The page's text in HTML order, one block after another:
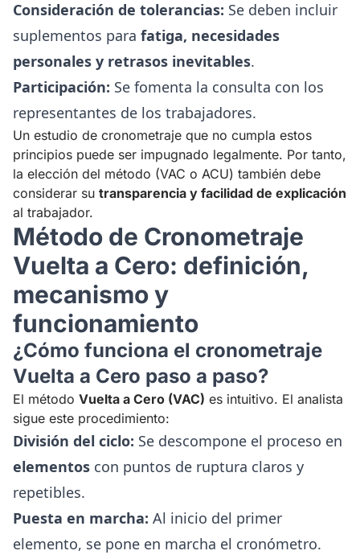
Consideración de tolerancias: Se deben incluir
suplementos para fatiga, necesidades
personales y retrasos inevitables.
Participación: Se fomenta la consulta con los
representantes de los trabajadores.
Un estudio de cronometraje que no cumpla estos
principios puede ser impugnado legalmente. Por tanto,
la elección del método (VAC o ACU) también debe
considerar su transparencia y facilidad de explicación
al trabajador.
Método de Cronometraje
Vuelta a Cero: definición,
mecanismo y
funcionamiento
¿Cómo funciona el cronometraje
Vuelta a Cero paso a paso?
El método Vuelta a Cero (VAC) es intuitivo. El analista
sigue este procedimiento:
División del ciclo: Se descompone el proceso en
elementos con puntos de ruptura claros y
repetibles.
Puesta en marcha: Al inicio del primer
elemento, se pone en marcha el cronómetro.